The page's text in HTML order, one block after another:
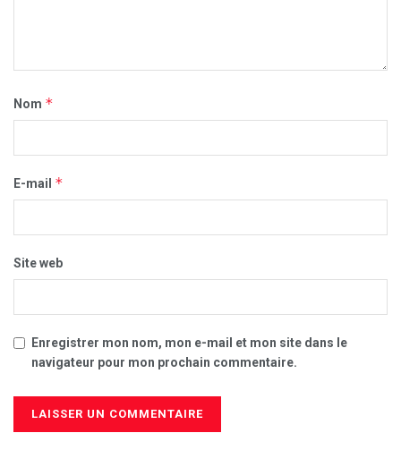
Nom *
E-mail *
Site web
Enregistrer mon nom, mon e-mail et mon site dans le
navigateur pour mon prochain commentaire.